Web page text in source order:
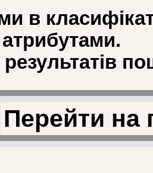
в
Перейти на